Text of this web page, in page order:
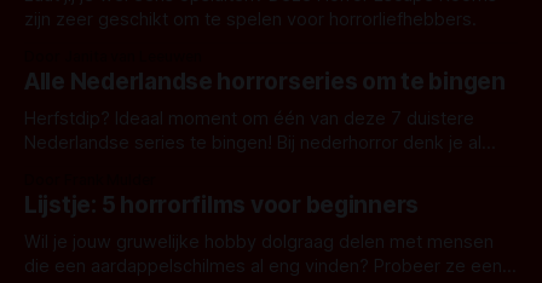
zijn zeer geschikt om te spelen voor horrorliefhebbers.
Alle Nederlandse horrorseries om te bingen
Herfstdip? Ideaal moment om één van deze 7 duistere
Nederlandse series te bingen! Bij nederhorror denk je al
Amsterdamned of The Johnsons. Maar Nederlandse horror
is niet beperkt tot films. Hier een aantal Nederlandse tv-
series uit het duistere of horrorgenre. Als
Lijstje: 5 horrorfilms voor beginners
Wil je jouw gruwelijke hobby dolgraag delen met mensen
die een aardappelschilmes al eng vinden? Probeer ze eens